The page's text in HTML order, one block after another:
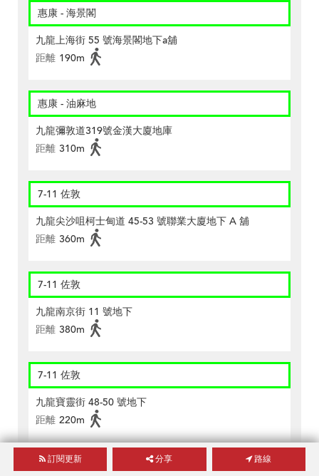
惠康 - 海景閣
九龍上海街 55 號海景閣地下a舖
距離 190m
惠康 - 油麻地
九龍彌敦道319號金漢大廈地庫
距離 310m
7-11 佐敦
九龍尖沙咀柯士甸道 45-53 號聯業大廈地下 A 舖
距離 360m
7-11 佐敦
九龍南京街 11 號地下
距離 380m
7-11 佐敦
九龍寶靈街 48-50 號地下
距離 220m
7-11 佐敦
訂閱更新 分享 路線